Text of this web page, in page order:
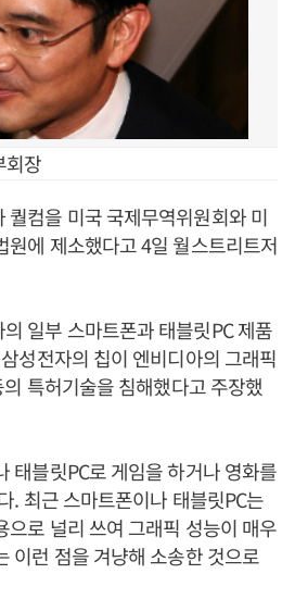
장
퀄컴을 미국 국제무역위원회와 미
원에 제소했다고 4일 월스트리트저
일부 스마트폰과 태블릿PC 제품
성전자의 칩이 엔비디아의 그래픽
특허기술을 침해했다고 주장했
태블릿PC로 게임을 하거나 영화를
. 최근 스마트폰이나 태블릿PC는
으로 널리 쓰여 그래픽 성능이 매우
이런 점을 겨냥해 소송한 것으로